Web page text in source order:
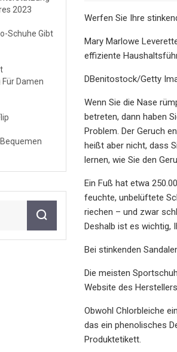
2023
Schuhe Gibt
Damen
Werfen Sie Ihre
Mary Marlowe
effiziente
DBenitostock/Getty
Wenn Sie die Nase
betreten, dann haben
Problem. Der Geruch
heißt aber nicht, dass
lernen, wie Sie den
Ein Fuß hat etwa
feuchte, unbelüftete
riechen – und zwar
Deshalb ist es wichtig,
Bei stinkenden
Die meisten
Website des Herstellers.
Obwohl Chlorbleiche
das ein phenolisches
Produktetikett.